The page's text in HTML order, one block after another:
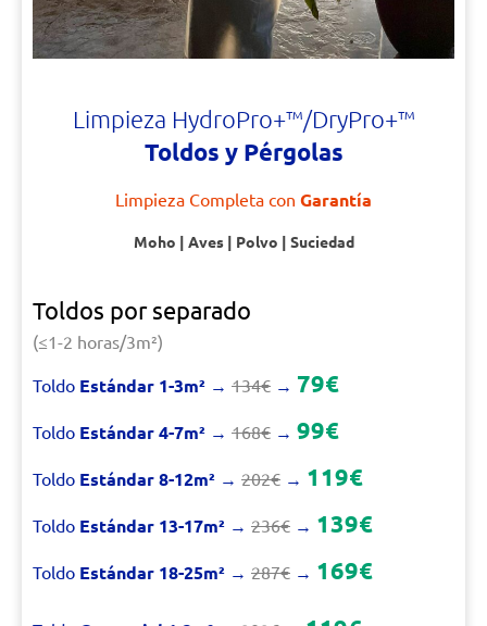
Limpieza HydroPro+™/DryPro+™
Toldos y Pérgolas
Limpieza Completa con Garantía
Moho | Aves | Polvo | Suciedad
Toldos por separado
(≤1-2 horas/3m²)
Toldo Estándar 1-3m² → 134€ → 79€
Toldo Estándar 4-7m² → 168€ → 99€
Toldo Estándar 8-12m² → 202€ → 119€
Toldo Estándar 13-17m² → 236€ → 139€
Toldo Estándar 18-25m² → 287€ → 169€